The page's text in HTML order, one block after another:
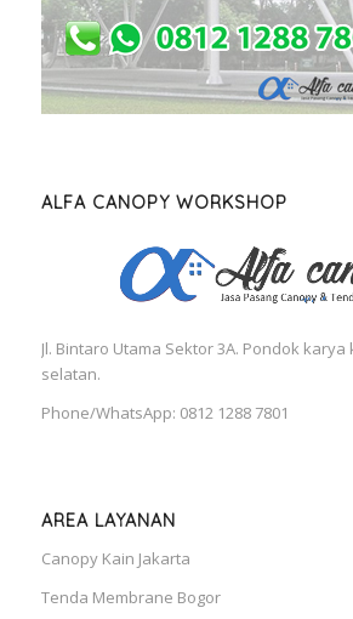
ALFA CANOPY WORKSHOP
Jl. Bintaro Utama Sektor 3A. Pondok
selatan.
Phone/WhatsApp: 0812 1288 7801
AREA LAYANAN
Canopy Kain Jakarta
Tenda Membrane Bogor